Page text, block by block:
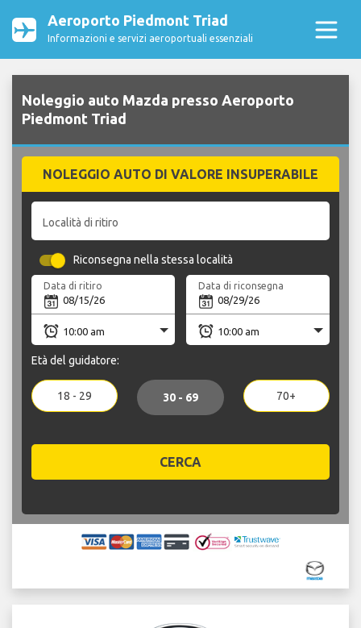
Aeroporto Piedmont Triad
Informazioni e servizi aeroportuali essenziali
Noleggio auto Mazda presso Aeroporto
Piedmont Triad
NOLEGGIO AUTO DI VALORE INSUPERABILE
Località di ritiro
Riconsegna nella stessa località
Data di ritiro Data di riconsegna
Età del guidatore:
18 - 29 30 - 69 70+
CERCA